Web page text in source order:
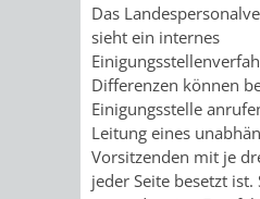
Das
sieht ein internes
Differenzen können
Einigungsstelle
Leitung eines
Vorsitzenden mit je
jeder Seite besetzt ist.